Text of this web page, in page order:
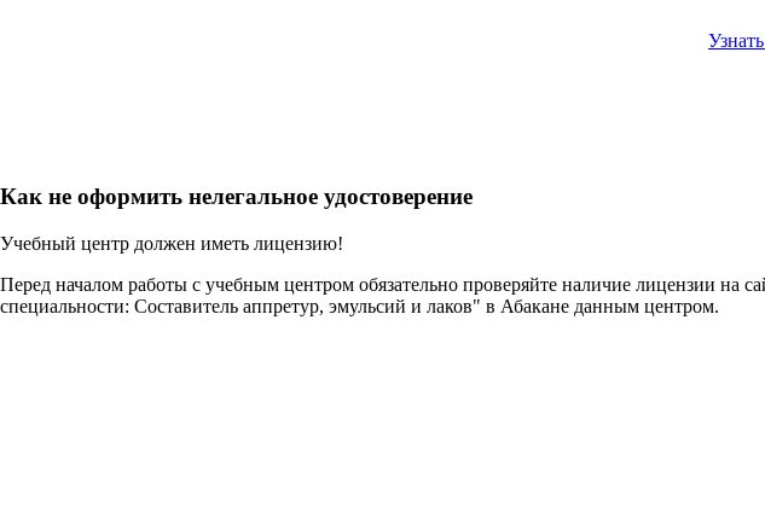
Как не оформить нелегальное удостоверение
Учебный центр должен иметь лицензию!
Перед началом работы с учебным центром обязательно проверяйте наличие лицензии
специальности: Составитель аппретур, эмульсий и лаков" в Абакане данным центром.